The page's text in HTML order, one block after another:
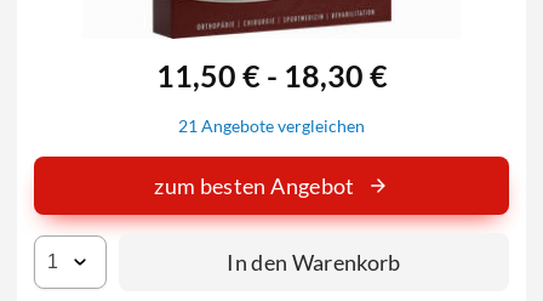
11,50 € - 18,30 €
21 Angebote vergleichen
zum besten Angebot
In den Warenkorb